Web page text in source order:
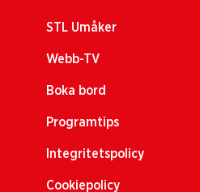
STL Umåker
Webb-TV
Boka bord
Programtips
Integritetspolicy
Cookiepolicy